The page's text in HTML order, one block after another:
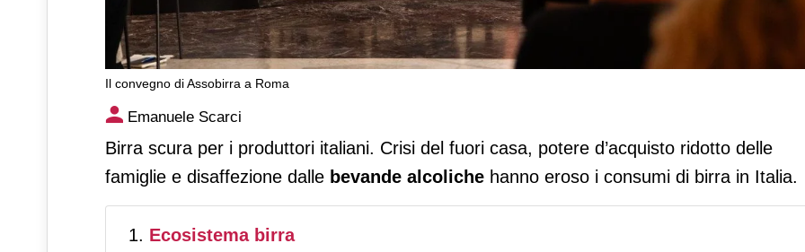
Il convegno di Assobirra a Roma
Birra, nel 2025 calano produzione, consumi ed export. Boom del
no alcol: +85%
Emanuele Scarci
Birra scura per i produttori italiani. Crisi del fuori casa, potere d’acquisto ridotto delle
famiglie e disaffezione dalle bevande alcoliche hanno eroso i consumi di birra in Italia.
Ecosistema birra